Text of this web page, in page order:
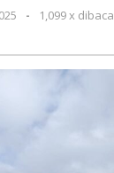
Kamseltibcar
di
oleh
-
1,099 x dibaca